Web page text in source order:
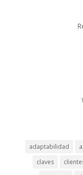
adaptabilidad
claves